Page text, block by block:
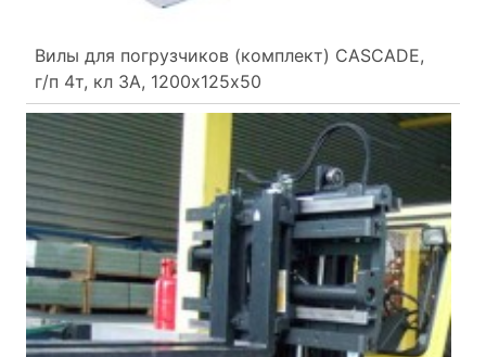
Вилы для погрузчиков (комплект) CASCADE,
г/п 4т, кл 3А, 1200х125х50